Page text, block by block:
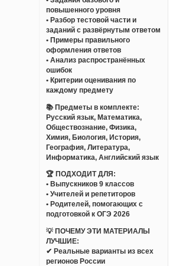
повышенного уровня
• Разбор тестовой части и
заданий с развёрнутым ответом
• Примеры правильного
оформления ответов
• Анализ распространённых
ошибок
• Критерии оценивания по
каждому предмету
📚 Предметы в комплекте:
Русский язык, Математика,
Обществознание, Физика,
Химия, Биология, История,
География, Литература,
Информатика, Английский язык
🏆 ПОДХОДИТ ДЛЯ:
• Выпускников 9 классов
• Учителей и репетиторов
• Родителей, помогающих с
подготовкой к ОГЭ 2026
💡 ПОЧЕМУ ЭТИ МАТЕРИАЛЫ
ЛУЧШИЕ:
✔ Реальные варианты из всех
регионов России